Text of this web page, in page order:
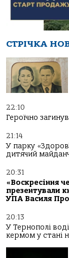
СТРІЧКА
22:10
Героїчно
21:14
У парку
дитячий
20:31
«Воскресіння
презентували
УПА Василя
20:13
У Тернополі
кермом у стані